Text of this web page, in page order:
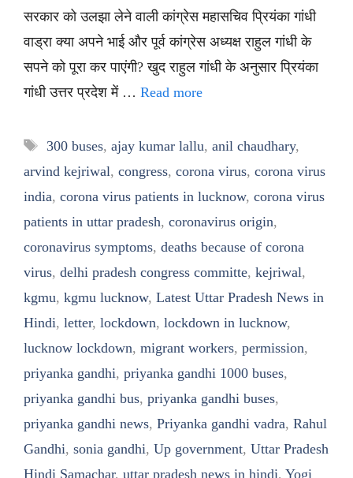
सरकार को उलझा लेने वाली कांग्रेस महासचिव प्रियंका गांधी
वाड्रा क्या अपने भाई और पूर्व कांग्रेस अध्यक्ष राहुल गांधी के
सपने को पूरा कर पाएंगी? खुद राहुल गांधी के अनुसार प्रियंका
गांधी उत्तर प्रदेश में … Read more
Tags
300 buses, ajay kumar lallu, anil chaudhary,
arvind kejriwal, congress, corona virus, corona virus
india, corona virus patients in lucknow, corona virus
patients in uttar pradesh, coronavirus origin,
coronavirus symptoms, deaths because of corona
virus, delhi pradesh congress committe, kejriwal,
kgmu, kgmu lucknow, Latest Uttar Pradesh News in
Hindi, letter, lockdown, lockdown in lucknow,
lucknow lockdown, migrant workers, permission,
priyanka gandhi, priyanka gandhi 1000 buses,
priyanka gandhi bus, priyanka gandhi buses,
priyanka gandhi news, Priyanka gandhi vadra, Rahul
Gandhi, sonia gandhi, Up government, Uttar Pradesh
Hindi Samachar, uttar pradesh news in hindi, Yogi